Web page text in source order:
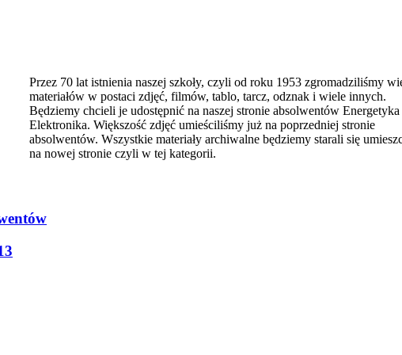
Przez 70 lat istnienia naszej szkoły, czyli od roku 1953 zgromadziliśmy
materiałów w postaci zdjęć, filmów, tablo, tarcz, odznak i wiele innych.
Będziemy chcieli je udostępnić na naszej stronie absolwentów Energetyka
Elektronika. Większość zdjęć umieściliśmy już na poprzedniej stronie
absolwentów. Wszystkie materiały archiwalne będziemy starali się
na nowej stronie czyli w tej kategorii.